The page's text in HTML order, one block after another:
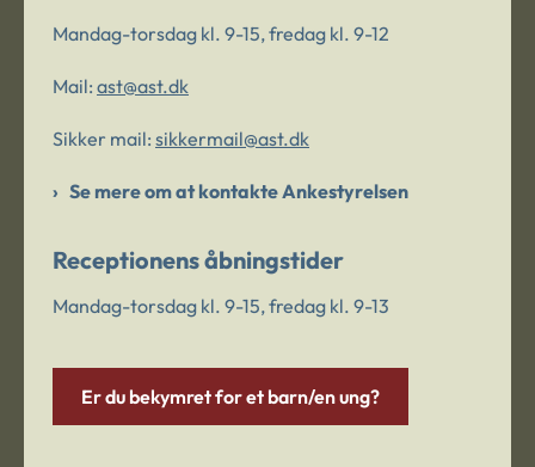
Mandag-torsdag kl. 9-15, fredag kl. 9-12
Mail: ast@ast.dk
Sikker mail: sikkermail@ast.dk
Se mere om at kontakte Ankestyrelsen
Receptionens åbningstider
Mandag-torsdag kl. 9-15, fredag kl. 9-13
Er du bekymret for et barn/en ung?